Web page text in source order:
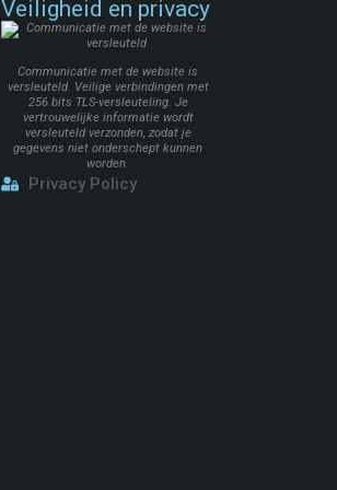
Veiligheid en privacy
Communicatie met de website is
versleuteld. Veilige verbindingen met
256 bits TLS-versleuteling. Je
vertrouwelijke informatie wordt
versleuteld verzonden, zodat je
gegevens niet onderschept kunnen
worden.
Privacy Policy